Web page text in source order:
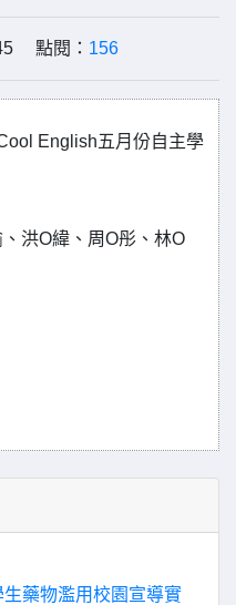
點閱： 156
English五月份自主學
洪O緯、周O彤、林O
藥物濫用校園宣導實